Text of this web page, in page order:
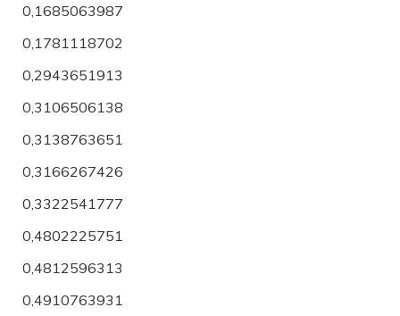
0,1685063987
0,1781118702
0,2943651913
0,3106506138
0,3138763651
0,3166267426
0,3322541777
0,4802225751
0,4812596313
0,4910763931